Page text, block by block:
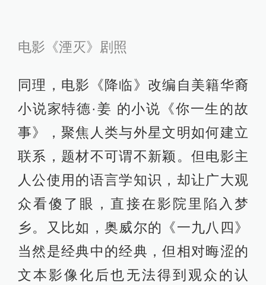
电影《湮灭》剧照
同理，电影《降临》改编自美籍华裔
小说家特德·姜 的小说《你一生的故
事》，聚焦人类与外星文明如何建立
联系，题材不可谓不新颖。但电影主
人公使用的语言学知识，却让广大观
众看傻了眼，直接在影院里陷入梦
乡。又比如，奥威尔的《一九八四》
当然是经典中的经典，但相对晦涩的
文本影像化后也无法得到观众的认